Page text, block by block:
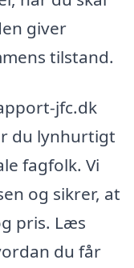
giver
tilstand.
jfc.dk
du lynhurtigt
fagfolk. Vi
og sikrer, at
pris. Læs
du får